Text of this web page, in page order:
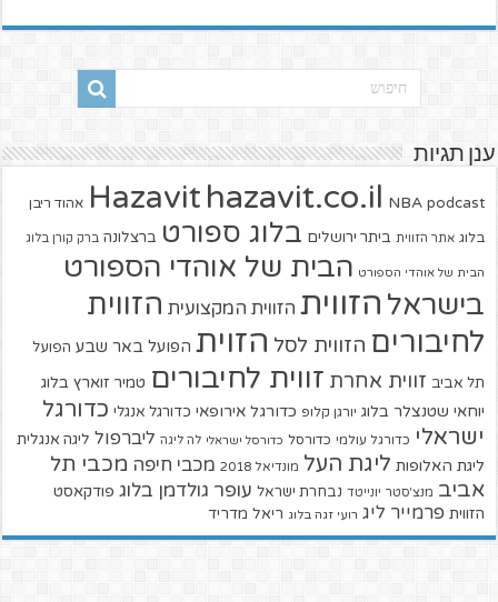
ענן תגיות
Hazavit hazavit.co.il NBA podcast אהוד ריבן
בלוג אתר הזווית ביתר ירושלים בלוג ספורט ברצלונה ברק קורן בלוג
הבית של אוהדי הספורט הבית של אוהדי הספורט
בישראל הזווית הזווית המקצועית הזווית
לחיבורים הזווית לסל הזוית הפועל באר שבע הפועל
תל אביב זווית אחרת זווית לחיבורים טמיר זוארץ בלוג
יוחאי שטנצלר בלוג יורגן קלופ כדורגל אירופאי כדורגל אנגלי כדורגל
ישראלי כדורגל עולמי כדורסל כדורסל ישראלי לה ליגה ליברפול ליגה אנגלית
ליגת האלופות ליגת העל מונדיאל 2018 מכבי חיפה מכבי תל
אביב מנצ'סטר יונייטד נבחרת ישראל עופר גולדמן בלוג פודקאסט
הזווית פרמייר ליג רועי זגה בלוג ריאל מדריד